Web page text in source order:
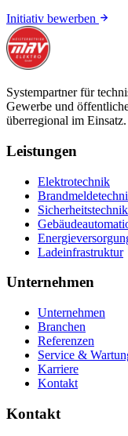
Initiativ bewerben
Systempartner für
Gewerbe und
überregional im Einsatz.
Leistungen
Elektrotechnik
Sicherheitstechnik
Ladeinfrastruktur
Unternehmen
Unternehmen
Branchen
Referenzen
Service &
Karriere
Kontakt
Kontakt